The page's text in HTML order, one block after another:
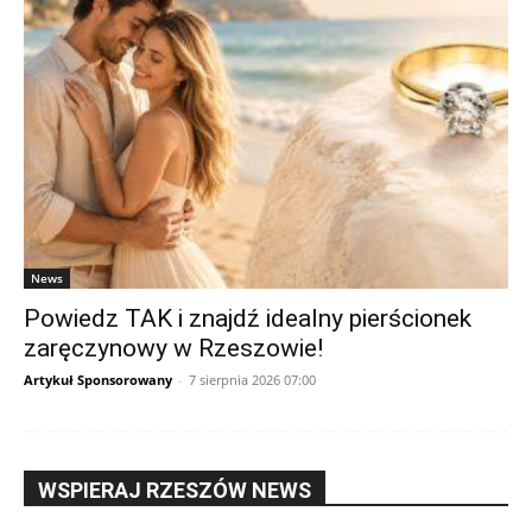
News
Powiedz TAK i znajdź idealny pierścionek
zaręczynowy w Rzeszowie!
Artykuł Sponsorowany - 7 sierpnia 2026 07:00
WSPIERAJ RZESZÓW NEWS